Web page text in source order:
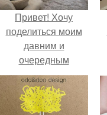
Привет! Хочу
поделиться моим
давним и
очередным
неопубликованным
проектом.